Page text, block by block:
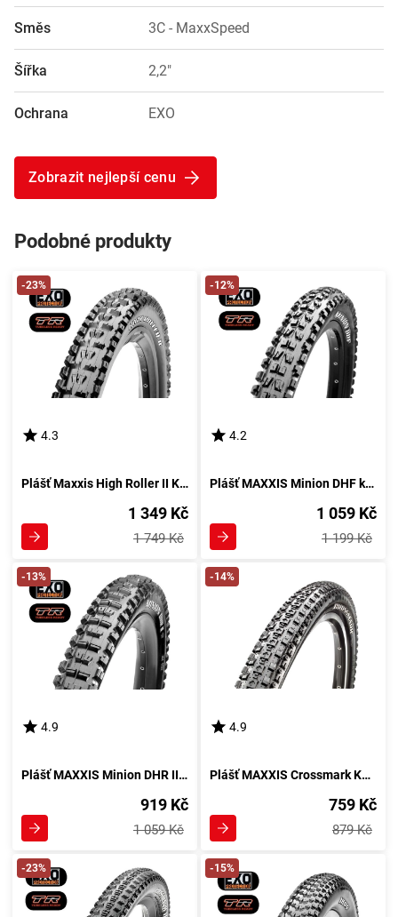
Směs 3C - MaxxSpeed
Šířka 2,2"
Ochrana EXO
Zobrazit nejlepší cenu
Podobné produkty
-23%
4.3
Plášť Maxxis High Roller II Kevlar EXO TR
1 349 Kč
1 749 Kč
-12%
4.2
Plášť MAXXIS Minion DHF kevlar EXO TR DC
1 059 Kč
1 199 Kč
-13%
4.9
Plášť MAXXIS Minion DHR II Kevlar EXO TR DC
919 Kč
1 059 Kč
-14%
4.9
Plášť MAXXIS Crossmark Kevlar
759 Kč
879 Kč
-23% -15%